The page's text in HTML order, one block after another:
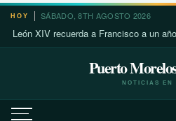
Saltar
contenido
HOY SÁBADO, 8TH AGOSTO 2026
XIV recuerda a Francisco a un año de
Puerto
NOTICIAS EN